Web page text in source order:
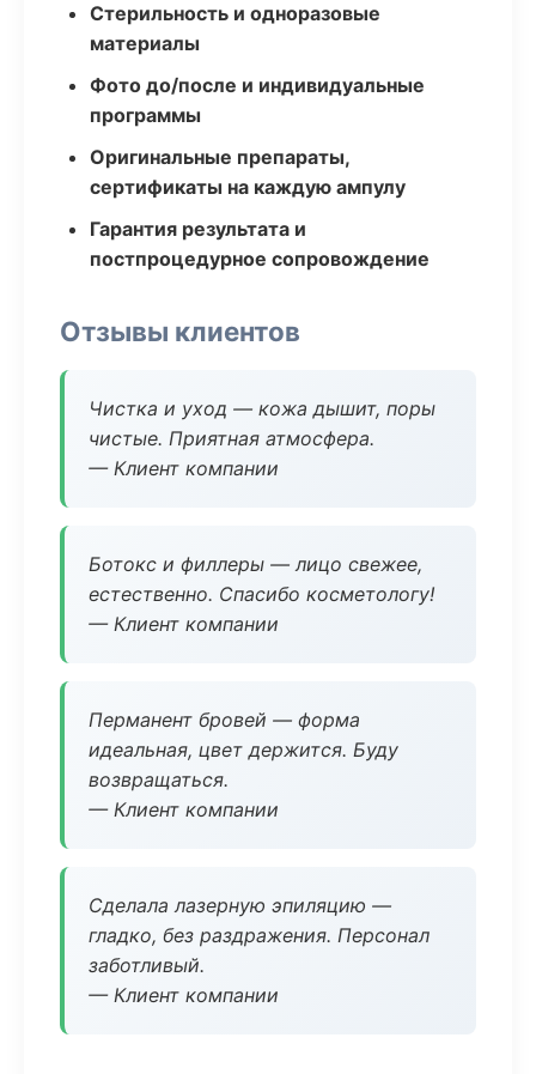
Стерильность и одноразовые
материалы
Фото до/после и индивидуальные
программы
Оригинальные препараты,
сертификаты на каждую ампулу
Гарантия результата и
постпроцедурное сопровождение
Отзывы клиентов
Чистка и уход — кожа дышит, поры
чистые. Приятная атмосфера.
— Клиент компании
Ботокс и филлеры — лицо свежее,
естественно. Спасибо косметологу!
— Клиент компании
Перманент бровей — форма
идеальная, цвет держится. Буду
возвращаться.
— Клиент компании
Сделала лазерную эпиляцию —
гладко, без раздражения. Персонал
заботливый.
— Клиент компании